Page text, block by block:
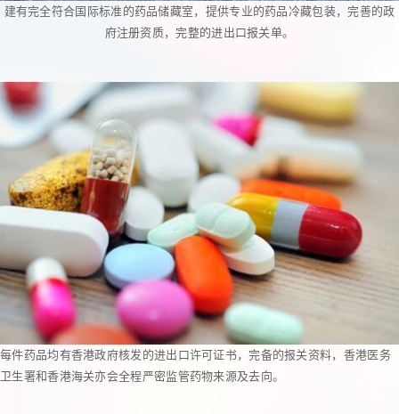
建有完全符合国际标准的药品储藏室，提供专业的药品冷藏包装，完善的政
府注册资质，完整的进出口报关单。
每件药品均有香港政府核发的进出口许可证书，完备的报关资料，香港医务
卫生署和香港海关亦会全程严密监管药物来源及去向。